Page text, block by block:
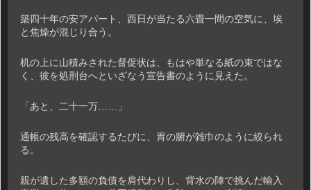
築四十年の安アパート、西日が当たる六畳一間の空気に、埃
と焦燥が混じり合う。
机の上に山積みされた督促状は、もはや単なる紙の束ではな
く、彼を処刑台へといざなう宣告書のように見えた。
「あと、二十一万……」
通帳の残高を確認するたびに、胃の腑が雑巾のように絞られ
る。
親が遺した多額の負債を肩代わりし、背水の陣で挑んだ輸入